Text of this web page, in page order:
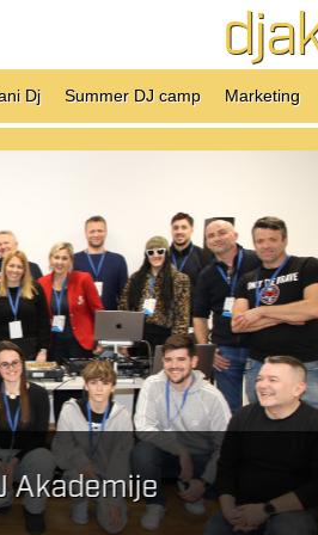
Dj Summer DJ camp Marketing
Akademije